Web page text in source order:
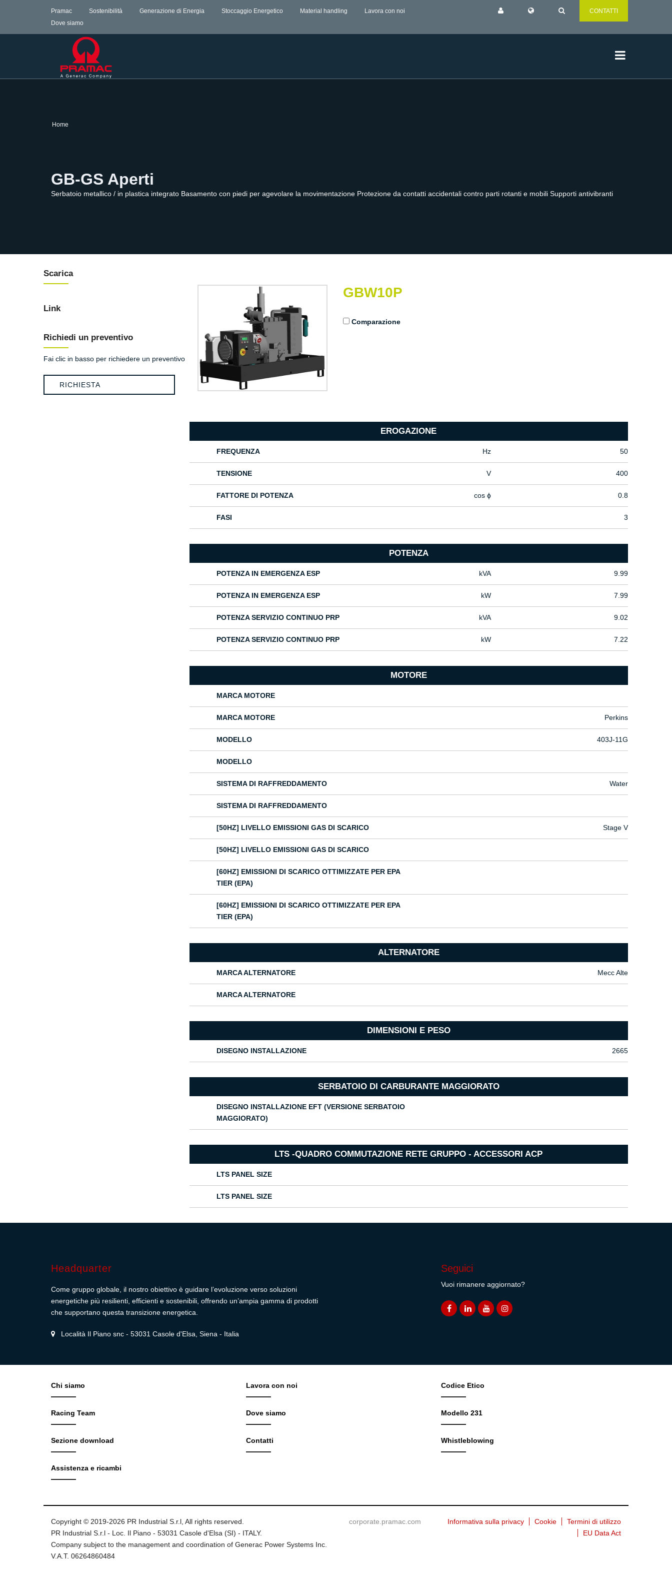
Pramac Sostenibilità Generazione di Energia Stoccaggio Energetico Material handling
Lavora con noi
Dove siamo
CONTATTI
Home
GB-GS Aperti
Serbatoio metallico / in plastica integrato Basamento con piedi per agevolare la movimentazione Protezione da contatti accidentali contro parti rotanti e mobili Supporti antivibranti
Scarica
Link
Richiedi un preventivo
Fai clic in basso per richiedere un preventivo
RICHIESTA
GBW10P
Comparazione
EROGAZIONE
FREQUENZA Hz 50
TENSIONE V 400
FATTORE DI POTENZA cos ϕ 0.8
FASI 3
POTENZA
POTENZA IN EMERGENZA ESP kVA 9.99
POTENZA IN EMERGENZA ESP kW 7.99
POTENZA SERVIZIO CONTINUO PRP kVA 9.02
POTENZA SERVIZIO CONTINUO PRP kW 7.22
MOTORE
MARCA MOTORE
MARCA MOTORE Perkins
MODELLO 403J-11G
MODELLO
SISTEMA DI RAFFREDDAMENTO Water
SISTEMA DI RAFFREDDAMENTO
[50HZ] LIVELLO EMISSIONI GAS DI SCARICO Stage V
[50HZ] LIVELLO EMISSIONI GAS DI SCARICO
[60HZ] EMISSIONI DI SCARICO OTTIMIZZATE PER EPA
TIER (EPA)
[60HZ] EMISSIONI DI SCARICO OTTIMIZZATE PER EPA
TIER (EPA)
ALTERNATORE
MARCA ALTERNATORE Mecc Alte
MARCA ALTERNATORE
DIMENSIONI E PESO
DISEGNO INSTALLAZIONE 2665
SERBATOIO DI CARBURANTE MAGGIORATO
DISEGNO INSTALLAZIONE EFT (VERSIONE SERBATOIO
MAGGIORATO)
LTS -QUADRO COMMUTAZIONE RETE GRUPPO - ACCESSORI ACP
LTS PANEL SIZE
LTS PANEL SIZE
Headquarter
Come gruppo globale, il nostro obiettivo è guidare l’evoluzione verso soluzioni
energetiche più resilienti, efficienti e sostenibili, offrendo un’ampia gamma di prodotti
che supportano questa transizione energetica.
Località Il Piano snc - 53031 Casole d'Elsa, Siena - Italia
Seguici
Vuoi rimanere aggiornato?
Chi siamo
Racing Team
Sezione download
Assistenza e ricambi
Lavora con noi
Dove siamo
Contatti
Codice Etico
Modello 231
Whistleblowing
Copyright © 2019-2026 PR Industrial S.r.l, All rights reserved.
PR Industrial S.r.l - Loc. Il Piano - 53031 Casole d'Elsa (SI) - ITALY.
Company subject to the management and coordination of Generac Power Systems Inc.
V.A.T. 06264860484
corporate.pramac.com Informativa sulla privacy Cookie
Termini di utilizzo
EU Data Act